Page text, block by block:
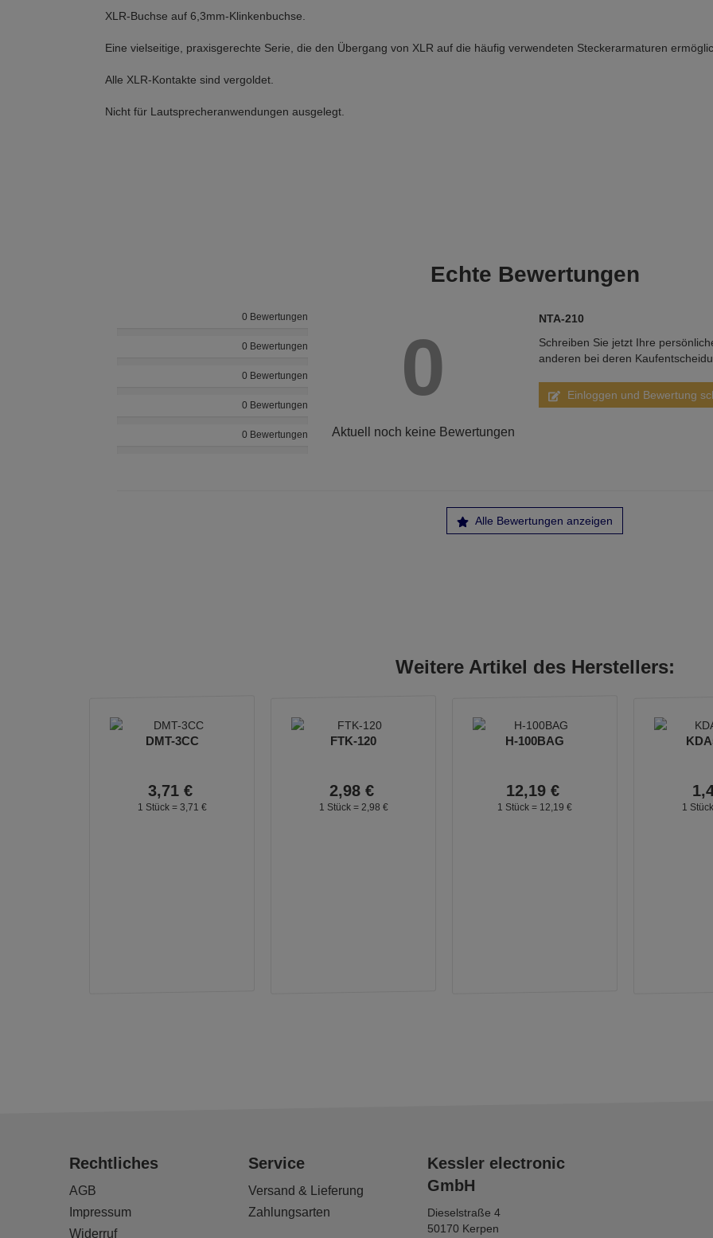
XLR-Buchse auf 6,3mm-Klinkenbuchse.
Eine vielseitige, praxisgerechte Serie, die den Übergang von XLR auf die häufig verwendeten Steckerarmaturen
Alle XLR-Kontakte sind vergoldet.
Nicht für Lautsprecheranwendungen ausgelegt.
Echte Bewertungen
0 Bewertungen
0 Bewertungen
0 Bewertungen
0 Bewertungen
0 Bewertungen
0
Aktuell noch keine Bewertungen
NTA-210
Schreiben Sie jetzt Ihre
anderen bei deren
Einloggen und Bewertung
Alle Bewertungen anzeigen
Weitere Artikel des Herstellers:
DMT-3CC
3,71 €
1 Stück = 3, 71 €
FTK-120
2,98 €
1 Stück = 2, 98 €
H-100BAG
12,19 €
1 Stück = 12, 19 €
1,
1
Rechtliches
AGB
Impressum
Widerruf
Service
Versand & Lieferung
Zahlungsarten
Kessler electronic
GmbH
Dieselstraße 4
50170 Kerpen